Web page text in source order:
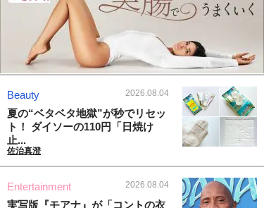
Beauty 2026.08.04
夏の“ベタベタ地獄”が秒でリセッ
ト！ ダイソーの110円「日焼け
止...
佐治真澄
Entertainment 2026.08.04
実写版『モアナ』が「コントの衣